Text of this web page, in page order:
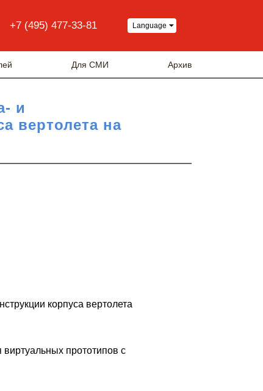
+7 (495) 477-33-81 Language
Для СМИ Архив
и
вертолета на
корпуса вертолета
прототипов с